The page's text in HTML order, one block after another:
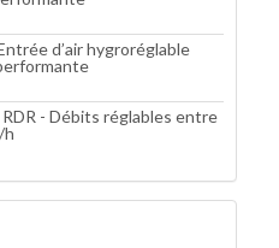
d’air hygroréglable
- Débits réglables entre
h